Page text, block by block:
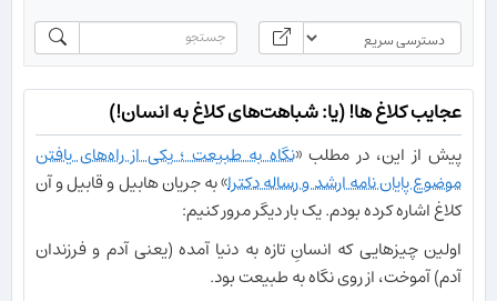
عجایب کلاغ ها! (یا: شباهت‌های کلاغ به انسان!)
پیش از این، در مطلب «نگاه به طبیعت ؛ یکی از راه‌های یافتن
موضوع پایان نامه ارشد و رساله دکترا» به جریان هابیل و قابیل و آن
کلاغ اشاره کرده بودم. یک بار دیگر مرور کنیم:
اولین چیزهایی که انسانِ تازه به دنیا آمده (یعنی آدم و فرزندان
آدم) آموخت، از روی نگاه به طبیعت بود.